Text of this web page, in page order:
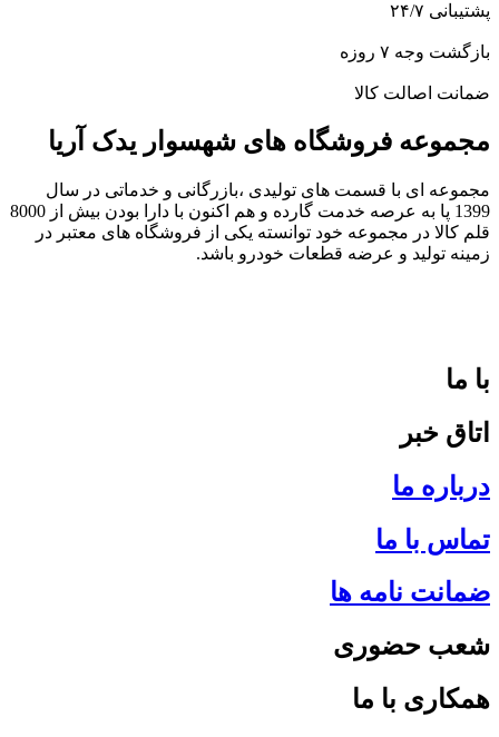
پشتیبانی ۲۴/۷
بازگشت وجه ۷ روزه
ضمانت اصالت کالا
مجموعه فروشگاه های شهسوار یدک آریا
مجموعه ای با قسمت های تولیدی ،بازرگانی و خدماتی در سال
1399 پا به عرصه خدمت گارده و هم اکنون با دارا بودن بیش از 8000
قلم کالا در مجموعه خود توانسته یکی از فروشگاه های معتبر در
زمینه تولید و عرضه قطعات خودرو باشد.
با ما
اتاق خبر
درباره ما
تماس با ما
ضمانت نامه ها
شعب حضوری
همکاری با ما